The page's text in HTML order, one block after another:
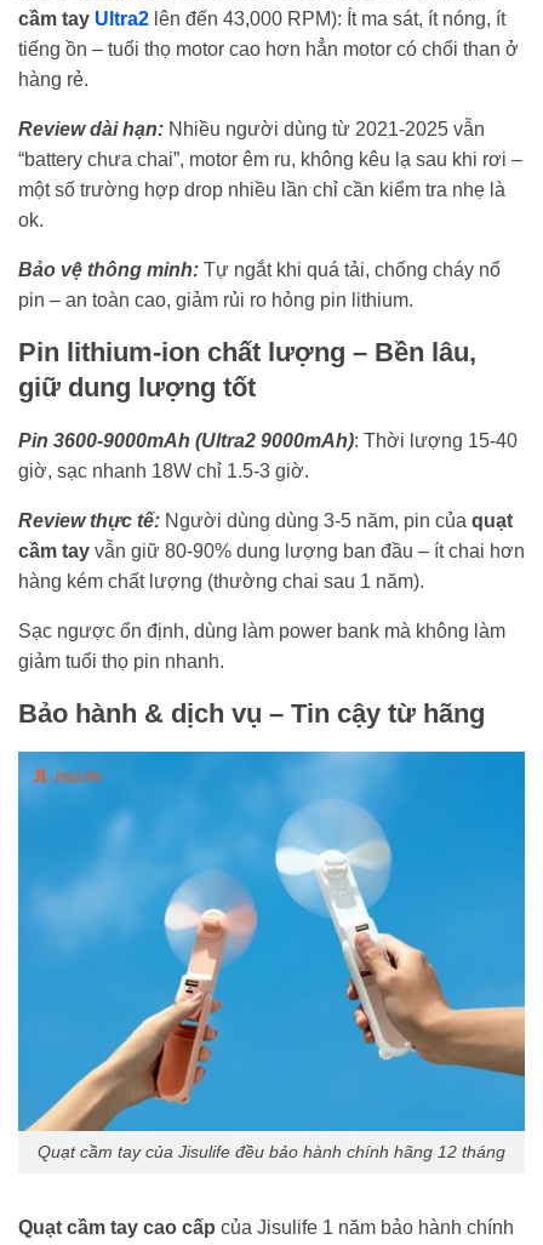
cầm tay Ultra2 lên đến 43,000 RPM): Ít ma sát, ít nóng, ít
tiếng ồn – tuổi thọ motor cao hơn hẳn motor có chổi than ở
hàng rẻ.
Review dài hạn: Nhiều người dùng từ 2021-2025 vẫn
“battery chưa chai”, motor êm ru, không kêu lạ sau khi rơi –
một số trường hợp drop nhiều lần chỉ cần kiểm tra nhẹ là
ok.
Bảo vệ thông minh: Tự ngắt khi quá tải, chống cháy nổ
pin – an toàn cao, giảm rủi ro hỏng pin lithium.
Pin lithium-ion chất lượng – Bền lâu,
giữ dung lượng tốt
Pin 3600-9000mAh (Ultra2 9000mAh): Thời lượng 15-40
giờ, sạc nhanh 18W chỉ 1.5-3 giờ.
Review thực tế: Người dùng dùng 3-5 năm, pin của quạt
cầm tay vẫn giữ 80-90% dung lượng ban đầu – ít chai hơn
hàng kém chất lượng (thường chai sau 1 năm).
Sạc ngược ổn định, dùng làm power bank mà không làm
giảm tuổi thọ pin nhanh.
Bảo hành & dịch vụ – Tin cậy từ hãng
Quạt cầm tay của Jisulife đều bảo hành chính hãng 12 tháng
Quạt cầm tay cao cấp của Jisulife 1 năm bảo hành chính